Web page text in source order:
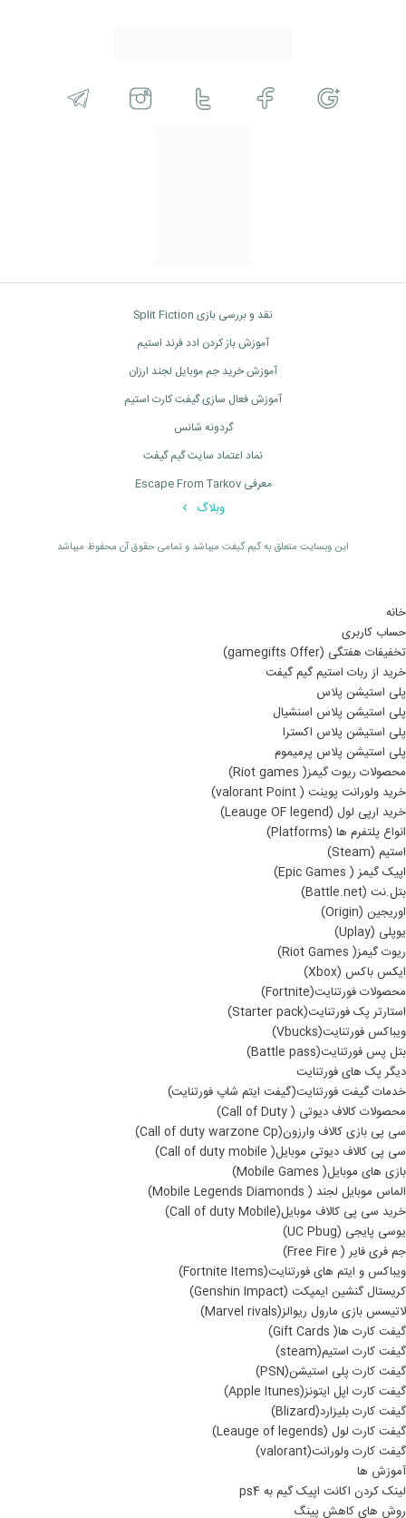
نقد و بررسی بازی Split Fiction
آموزش باز کردن ادد فرند استیم
آموزش خرید جم موبایل لجند ارزان
آموزش فعال سازی گیفت کارت استیم
گردونه شانس
نماد اعتماد سایت گیم گیفت
معرفی Escape From Tarkov
وبلاگ
اين وبسايت متعلق به گیم گیفت ميباشد و تمامی حقوق آن محفوظ ميباشد
خانه
حساب کاربری
تخفیفات هفتگی (gamegifts Offer)
خرید از ربات استیم گیم گیفت
پلی استیشن پلاس
پلی استیشن پلاس اسنشیال
پلی استیشن پلاس اکسترا
پلی استیشن پلاس پرمیموم
محصولات ریوت گیمز( Riot games)
خرید ولورانت پوینت ( valorant Point)
خرید ارپی لول (Leauge OF legend)
انواع پلتفرم ها (Platforms)
استیم (Steam)
اپیک گیمز ( Epic Games)
بتل.نت (Battle.net)
اوریجین (Origin)
یوپلی (Uplay)
ریوت گیمز( Riot Games)
ایکس باکس (Xbox)
محصولات فورتنایت(Fortnite)
استارتر پک فورتنایت(Starter pack)
ویباکس فورتنایت(Vbucks)
بتل پس فورتنایت(Battle pass)
دیگر پک های فورتنایت
خدمات گیفت فورتنایت(گیفت ایتم شاپ فورتنایت)
محصولات کالاف دیوتی ( Call of Duty)
سی پی بازی کالاف وارزون(Call of duty warzone Cp)
سی پی کالاف دیوتی موبایل( Call of duty mobile)
بازی های موبایل( Mobile Games)
الماس موبایل لجند ( Mobile Legends Diamonds)
خرید سی پی کالاف موبایل(Call of duty Mobile)
یوسی پایجی (UC Pbug)
جم فری فایر ( Free Fire)
ویباکس و ایتم های فورتنایت(Fortnite Items)
کریستال گنشین ایمپکت (Genshin Impact)
لاتیسس بازی مارول ریوالز(Marvel rivals)
گیفت کارت ها( Gift Cards)
گیفت کارت استیم(steam)
گیفت کارت پلی استیشن(PSN)
گیفت کارت اپل ایتونز(Apple Itunes)
گیفت کارت بلیزارد(Blizard)
گیفت کارت لول (Leauge of legends)
گیفت کارت ولورانت(valorant)
آموزش ها
لینک کردن اکانت اپیک گیم به ps4
روش های کاهش پینگ